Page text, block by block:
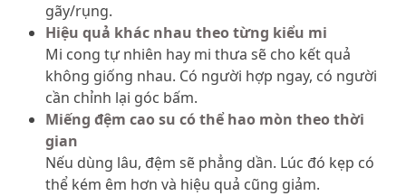
gãy/rụng.
Hiệu quả khác nhau theo từng kiểu mi
Mi cong tự nhiên hay mi thưa sẽ cho kết quả
không giống nhau. Có người hợp ngay, có người
cần chỉnh lại góc bấm.
Miếng đệm cao su có thể hao mòn theo thời
gian
Nếu dùng lâu, đệm sẽ phẳng dần. Lúc đó kẹp có
thể kém êm hơn và hiệu quả cũng giảm.